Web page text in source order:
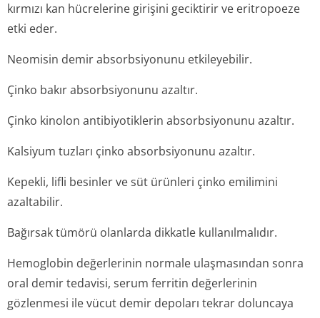
kırmızı kan hücrelerine girişini geciktirir ve eritropoeze
etki eder.
Neomisin demir absorbsiyonunu etkileyebilir.
Çinko bakır absorbsiyonunu azaltır.
Çinko kinolon antibiyotiklerin absorbsiyonunu azaltır.
Kalsiyum tuzları çinko absorbsiyonunu azaltır.
Kepekli, lifli besinler ve süt ürünleri çinko emilimini
azaltabilir.
Bağırsak tümörü olanlarda dikkatle kullanılmalıdır.
Hemoglobin değerlerinin normale ulaşmasından sonra
oral demir tedavisi, serum ferritin değerlerinin
gözlenmesi ile vücut demir depoları tekrar doluncaya